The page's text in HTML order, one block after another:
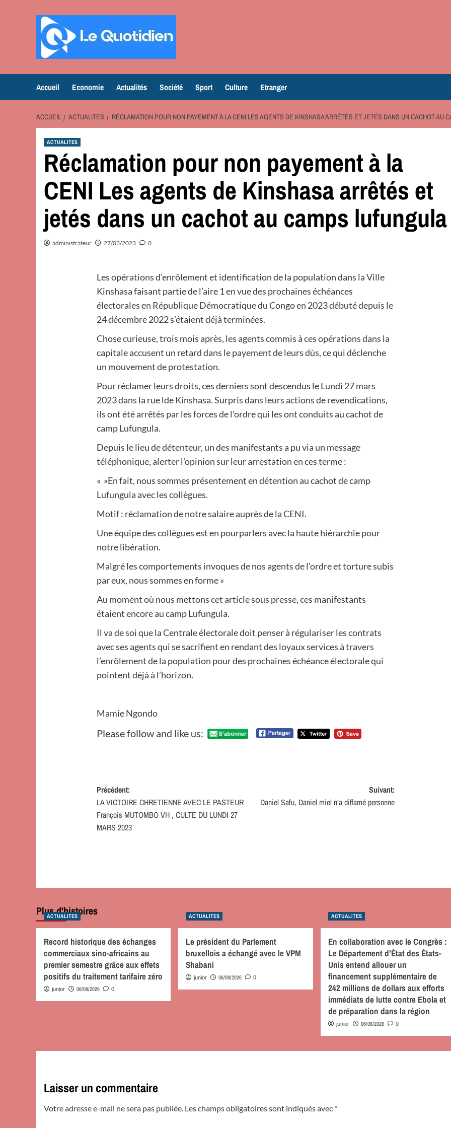
Accueil Economie Actualités Société Sport Culture Etranger
ACCUEIL ACTUALITES RÉCLAMATION POUR NON PAYEMENT À LA CENI LES AGENTS DE KINSHASA ARRÊTÉS ET JETÉS DANS UN CACHOT AU
ACTUALITES
Réclamation pour non payement à la
CENI Les agents de Kinshasa arrêtés et
jetés dans un cachot au camps lufungula
administrateur 27/03/2023 0
Les opérations d’enrôlement et identification de la population dans la Ville
Kinshasa faisant partie de l’aire 1 en vue des prochaines échéances
électorales en République Démocratique du Congo en 2023 débuté depuis le
24 décembre 2022 s’étaient déjà terminées.
Chose curieuse, trois mois après, les agents commis à ces opérations dans la
capitale accusent un retard dans le payement de leurs dùs, ce qui déclenche
un mouvement de protestation.
Pour réclamer leurs droits, ces derniers sont descendus le Lundi 27 mars
2023 dans la rue lde Kinshasa. Surpris dans leurs actions de revendications,
ils ont été arrêtés par les forces de l’ordre qui les ont conduits au cachot de
camp Lufungula.
Depuis le lieu de détenteur, un des manifestants a pu via un message
téléphonique, alerter l’opinion sur leur arrestation en ces terme :
« »En fait, nous sommes présentement en détention au cachot de camp
Lufungula avec les collègues.
Motif : réclamation de notre salaire auprès de la CENI.
Une équipe des collègues est en pourparlers avec la haute hiérarchie pour
notre libération.
Malgré les comportements invoques de nos agents de l’ordre et torture subis
par eux, nous sommes en forme »
Au moment où nous mettons cet article sous presse, ces manifestants
étaient encore au camp Lufungula.
Il va de soi que la Centrale électorale doit penser à régulariser les contrats
avec ses agents qui se sacrifient en rendant des loyaux services à travers
l’enrôlement de la population pour des prochaines échéance électorale qui
pointent déjà à l’horizon.
Mamie Ngondo
Please follow and like us:
Navigation
d’article
Précédent:
LA VICTOIRE CHRETIENNE AVEC LE PASTEUR
François MUTOMBO VH , CULTE DU LUNDI 27
MARS 2023
Suivant:
Daniel Safu, Daniel miel n’a diffamé personne
Plus d'histoires
ACTUALITES
Record historique des échanges
commerciaux sino-africains au
premier semestre grâce aux effets
positifs du traitement tarifaire zéro
junior 06/08/2026 0
ACTUALITES
Le président du Parlement
bruxellois a échangé avec le VPM
Shabani
junior 06/08/2026 0
ACTUALITES
En collaboration avec le Congrès :
Le Département d’État des États-
Unis entend allouer un
financement supplémentaire de
242 millions de dollars aux efforts
immédiats de lutte contre Ebola et
de préparation dans la région
junior 06/08/2026 0
Laisser un commentaire
Votre adresse e-mail ne sera pas publiée. Les champs obligatoires sont indiqués avec *